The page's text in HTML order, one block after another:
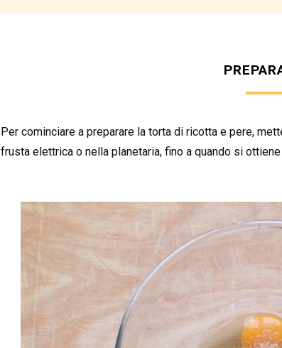
Per cominciare a preparare la torta di ricotta e pere,
frusta elettrica o nella planetaria, fino a quando si